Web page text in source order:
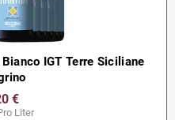
IGT Terre Siciliane
€
Liter